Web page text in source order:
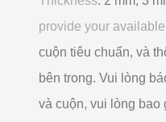
provide your
cuộn tiêu chuẩn, và
bên trong. Vui lòng
và cuộn, vui lòng bao